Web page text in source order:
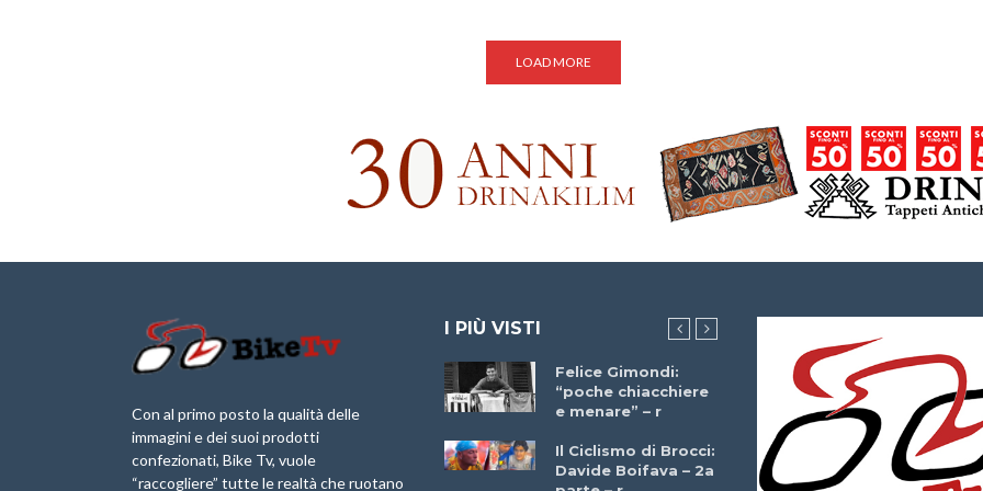
LOAD MORE
Con al primo posto la qualità delle
immagini e dei suoi prodotti
confezionati, Bike Tv, vuole
“raccogliere” tutte le realtà che ruotano
I PIÙ VISTI
Marathon 2025”
Borghi&Castelli” –
Felice Gimondi:
“poche chiacchiere
e menare” – r
Il Ciclismo di Brocci:
Davide Boifava – 2a
Brocci Incontra
Giuseppe Martinelli
– r
Che cos’è il